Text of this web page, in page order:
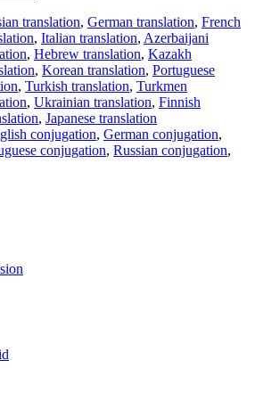
translation, German translation, French
, Italian translation, Azerbaijani
, Hebrew translation, Kazakh
, Korean translation, Portuguese
, Turkish translation, Turkmen
, Ukrainian translation, Finnish
, Japanese translation
conjugation, German conjugation,
conjugation, Russian conjugation,